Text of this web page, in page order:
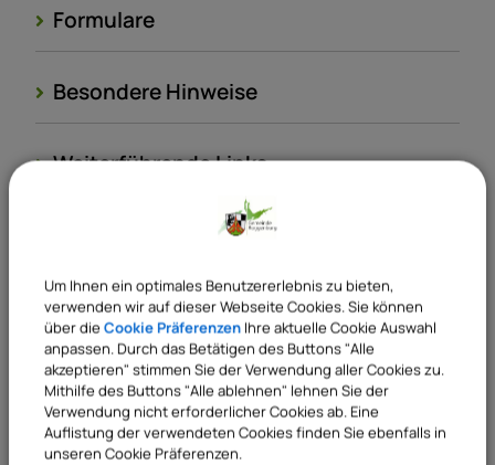
Formulare
Besondere Hinweise
Weiterführende Links
Rechtsgrundlagen
Verantwortliche Behörde
Um Ihnen ein optimales Benutzererlebnis zu bieten,
verwenden wir auf dieser Webseite Cookies. Sie können
über die Cookie Präferenzen Ihre aktuelle Cookie Auswahl
anpassen. Durch das Betätigen des Buttons "Alle
akzeptieren" stimmen Sie der Verwendung aller Cookies zu.
Mithilfe des Buttons "Alle ablehnen" lehnen Sie der
Verwendung nicht erforderlicher Cookies ab. Eine
Auflistung der verwendeten Cookies finden Sie ebenfalls in
unseren Cookie Präferenzen.